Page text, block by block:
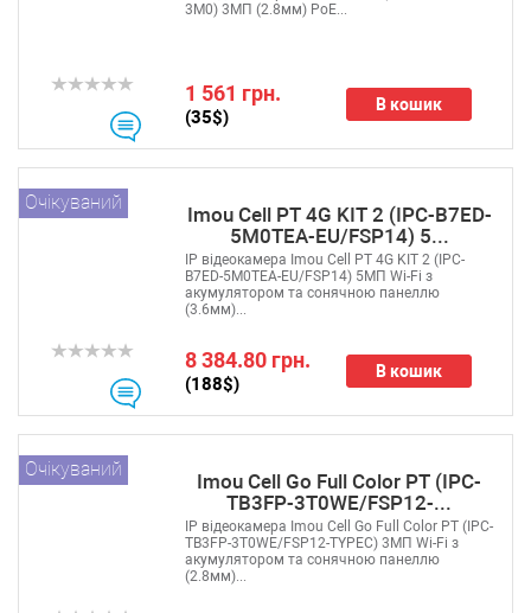
1 561 грн.
(35$)
В кошик
3M0) 3МП (2.8мм) PoE...
Imou Cell PT 4G KIT 2 (IPC-B7ED-
5M0TEA-EU/FSP14) 5...
Очікуваний
8 384.80 грн.
(188$)
В кошик
IP відеокамера Imou Cell PT 4G KIT 2 (IPC-
B7ED-5M0TEA-EU/FSP14) 5МП Wi-Fi з
акумулятором та сонячною панеллю
(3.6мм)...
Imou Cell Go Full Color PT (IPC-
TB3FP-3T0WE/FSP12-...
Очікуваний
IP відеокамера Imou Cell Go Full Color PT (IPC-
TB3FP-3T0WE/FSP12-TYPEC) 3МП Wi-Fi з
акумулятором та сонячною панеллю
(2.8мм)...